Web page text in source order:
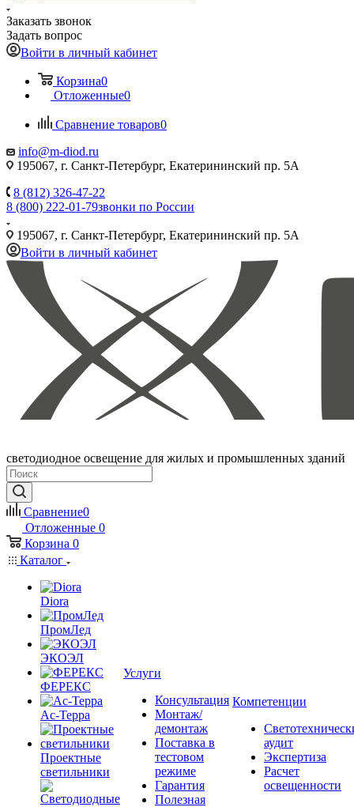
Заказать звонок
Задать вопрос
Войти в личный кабинет
Корзина0
Отложенные0
Сравнение товаров0
info@m-diod.ru
195067, г. Санкт-Петербург, Екатерининский пр. 5А
8 (812) 326-47-22
8 (800) 222-01-79звонки по России
195067, г. Санкт-Петербург, Екатерининский пр. 5А
Войти в личный кабинет
светодиодное освещение для жилых и промышленных зданий
Сравнение0
Отложенные 0
Корзина 0
Каталог
Diora
ПромЛед
ЭКОЭЛ
ФЕРЕКС
Ас-Терра
Проектные
светильники
Услуги
Консультация
Монтаж/
демонтаж
Поставка в
тестовом
режиме
Гарантия
Полезная
Компетенции
аудит
Экспертиза
Расчет
освещенности